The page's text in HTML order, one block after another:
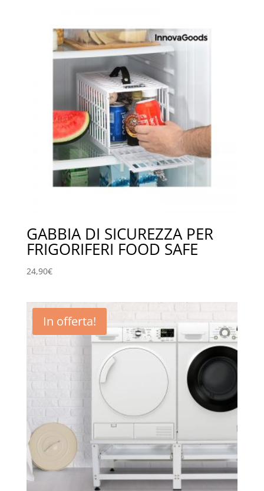
GABBIA DI SICUREZZA PER
FRIGORIFERI FOOD SAFE
24,90€
In offerta!